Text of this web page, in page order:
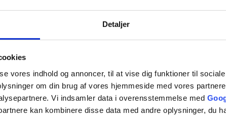
Detaljer
vores indhold og annoncer, til at vise dig funktioner til
om din brug af vores hjemmeside med vores
Vi indsamler data i overensstemmelse med
kan kombinere disse data med andre oplysninger, du